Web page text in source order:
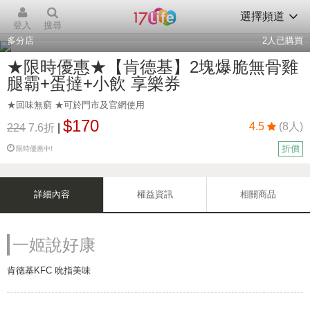
登入 搜尋
選擇頻道
多分店 2人已購買
★限時優惠★【肯德基】2塊爆脆無骨雞
腿霸+蛋撻+小飲 享樂券
★回味無窮 ★可於門市及官網使用
224 7.6折 $170 4.5 (8人)
限時優惠中! 折價
詳細內容 權益資訊 相關商品
一姬說好康
肯德基KFC 吮指美味